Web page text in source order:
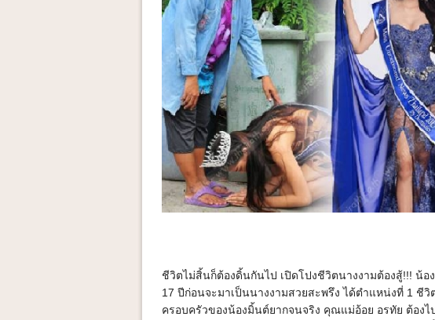
ชีวิตไม่สิ้นก็ต้องดิ้นกันไป เปิดโปงชีวิตนางงามต้องสู้!!! น้
17 ปีก่อนจะมาเป็นนางงามสวยสะพรึง ได้ตำแหน่งที่ 1 ชีวิ
ครอบครัวของน้องมิ้นต์ยากจนจริง คุณแม่อ้อย อรทัย ต้องไ